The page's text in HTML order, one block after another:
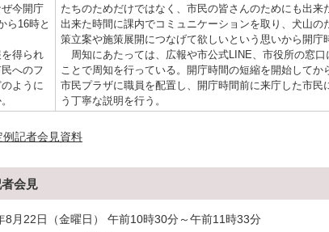
今開庁
ら16時と
得られ
へのフ
ように
たちのためだけではなく、市民の皆さんのためにも出来
出来た時間に課内でコミュニケーションを取り、犬山の
策立案や施策展開につなげて欲しいという思いから開庁
周知にあたっては、広報や市公式LINE、市役所の窓口
ことで周知を行っている。開庁時間の短縮を開始してか
市民プラザに職員を配置し、開庁時間前に来庁した市民
う丁寧な説明を行う。
記者会見資料
会見
月22日（金曜日） 午前10時30分～午前11時33分